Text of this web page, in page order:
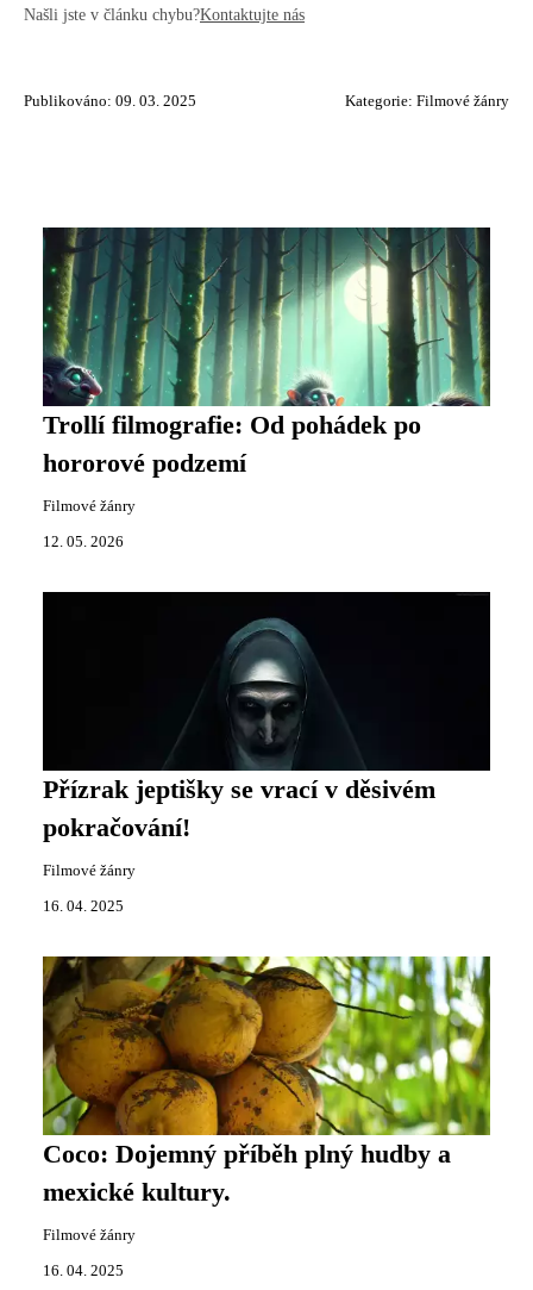
Našli jste v článku chybu?Kontaktujte nás
Publikováno: 09. 03. 2025 Kategorie: Filmové žánry
Trollí filmografie: Od pohádek po
hororové podzemí
Filmové žánry
12. 05. 2026
Přízrak jeptišky se vrací v děsivém
pokračování!
Filmové žánry
16. 04. 2025
Coco: Dojemný příběh plný hudby a
mexické kultury.
Filmové žánry
16. 04. 2025